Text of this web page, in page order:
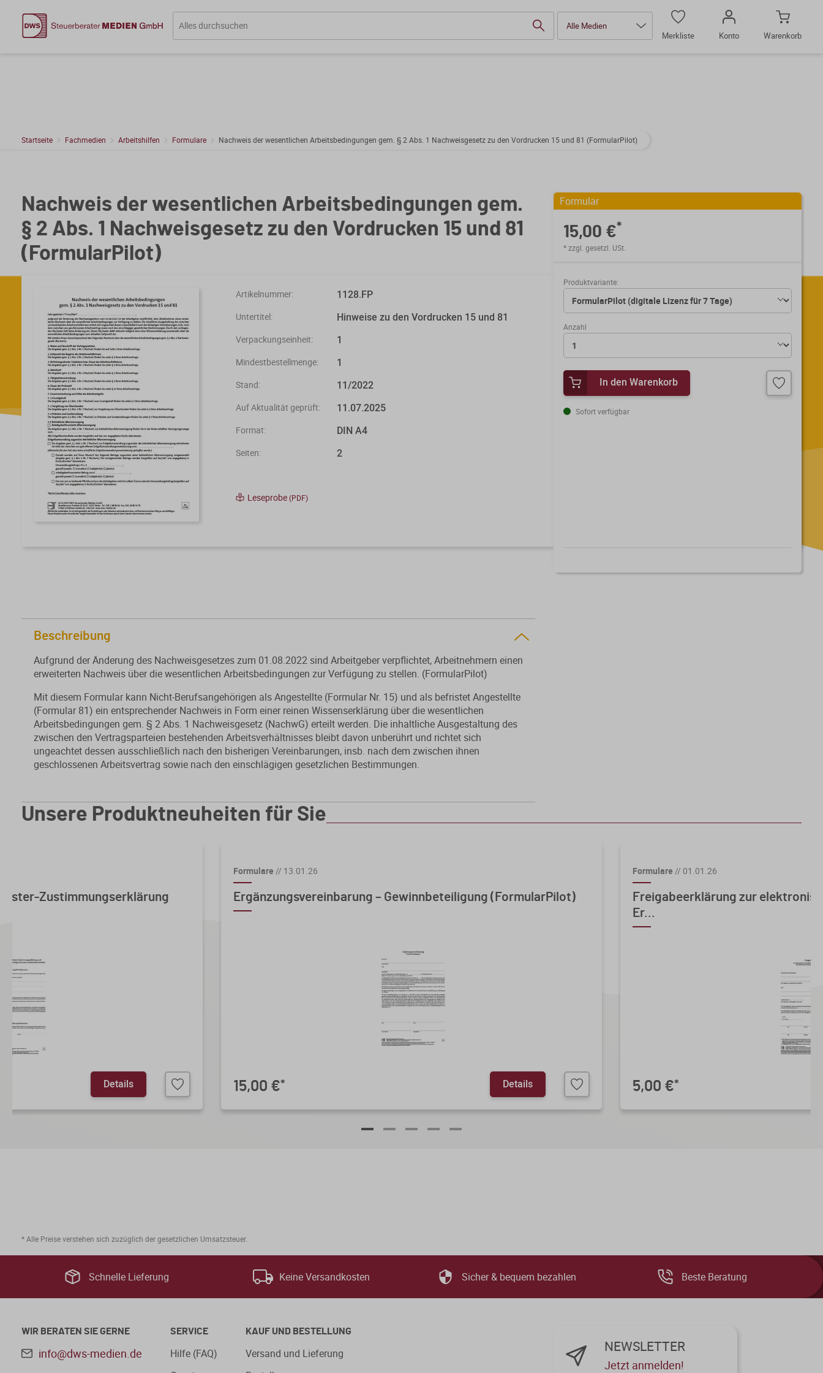
Alle Medien
Merkliste
Konto Warenkorb
Startseite Fachmedien Arbeitshilfen Formulare Nachweis der wesentlichen Arbeitsbedingungen gem. § 2 Abs. 1 Nachweisgesetz zu den Vordrucken 15 und 81 (FormularPilot)
Nachweis der wesentlichen Arbeitsbedingungen gem.
§ 2 Abs. 1 Nachweisgesetz zu den Vordrucken 15 und 81
(FormularPilot)
Artikelnummer: 1128.FP
Untertitel: Hinweise zu den Vordrucken 15 und 81
Verpackungseinheit: 1
Mindestbestellmenge: 1
Stand: 11/2022
Auf Aktualität geprüft: 11.07.2025
Format: DIN A4
Seiten: 2
Leseprobe(PDF)
Formular
15,00 €*
* zzgl. gesetzl. USt.
Produktvariante:
Anzahl
In den Warenkorb
Sofort verfügbar
Beschreibung
Aufgrund der Änderung des Nachweisgesetzes zum 01.08.2022 sind Arbeitgeber verpflichtet, Arbeitnehmern einen
erweiterten Nachweis über die wesentlichen Arbeitsbedingungen zur Verfügung zu stellen. (FormularPilot)
Mit diesem Formular kann Nicht-Berufsangehörigen als Angestellte (Formular Nr. 15) und als befristet Angestellte
(Formular 81) ein entsprechender Nachweis in Form einer reinen Wissenserklärung über die wesentlichen
Arbeitsbedingungen gem. § 2 Abs. 1 Nachweisgesetz (NachwG) erteilt werden. Die inhaltliche Ausgestaltung des
zwischen den Vertragsparteien bestehenden Arbeitsverhältnisses bleibt davon unberührt und richtet sich
ungeachtet dessen ausschließlich nach den bisherigen Vereinbarungen, insb. nach dem zwischen ihnen
geschlossenen Arbeitsvertrag sowie nach den einschlägigen gesetzlichen Bestimmungen.
Unsere Produktneuheiten für Sie
Zustimmungserklärung
Details
Formulare // 13.01.26
Ergänzungsvereinbarung – Gewinnbeteiligung (FormularPilot)
15,00 €* Details
Formulare // 01.01.26
Freigabeerklärung zur
Er...
5,00 €*
* Alle Preise verstehen sich zuzüglich der gesetzlichen Umsatzsteuer.
Schnelle Lieferung Keine Versandkosten Sicher & bequem bezahlen Beste Beratung
WIR BERATEN SIE GERNE
info@dws-medien.de
SERVICE
Hilfe (FAQ)
KAUF UND BESTELLUNG
Versand und Lieferung
NEWSLETTER
Jetzt anmelden!